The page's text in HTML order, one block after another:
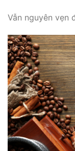
Vẫn nguyên vẹn